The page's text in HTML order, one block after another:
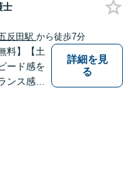
士
反田駅 から徒歩7分
料】【土
ード感を
ンス感覚
詳細を見
る